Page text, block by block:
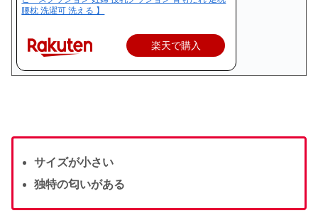
腰枕 洗濯可 洗える 】
楽天で購入
サイズが小さい
独特の匂いがある